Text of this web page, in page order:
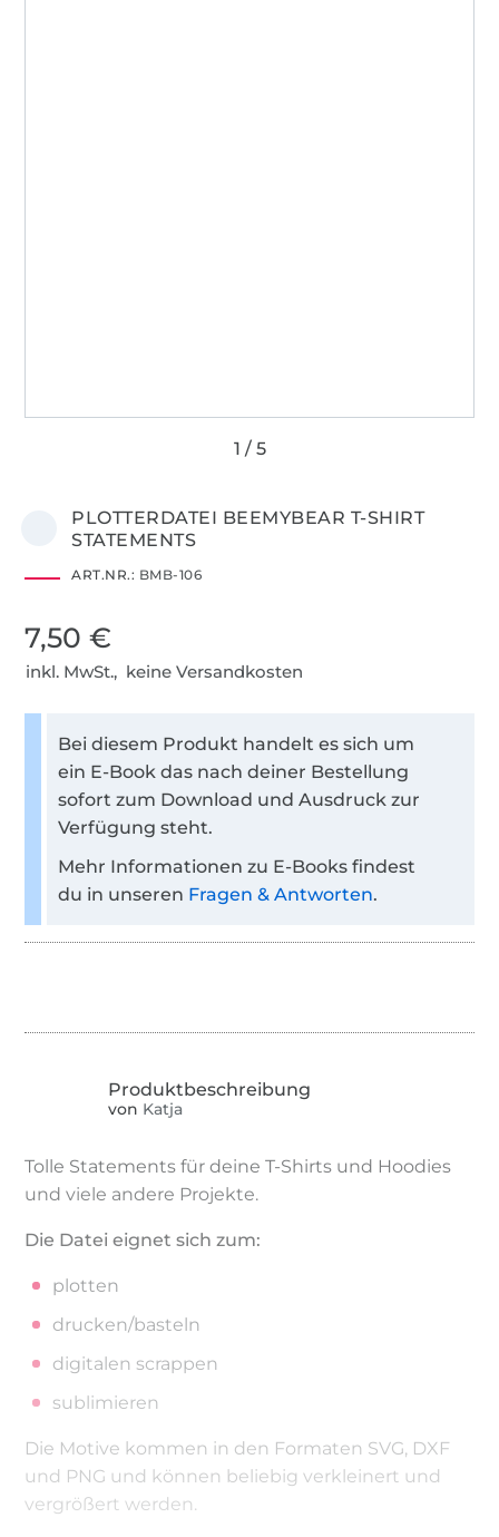
PLOTTERDATEI BEEMYBEAR T-SHIRT
STATEMENTS
ART.NR.: BMB-106
7,50 €
inkl. MwSt., keine Versandkosten
Bei diesem Produkt handelt es sich um
ein E-Book das nach deiner Bestellung
sofort zum Download und Ausdruck zur
Verfügung steht.
Mehr Informationen zu E-Books findest
du in unseren Fragen & Antworten.
von Katja
Tolle Statements für deine T-Shirts und Hoodies
und viele andere Projekte.
Die Datei eignet sich zum:
plotten
drucken/basteln
digitalen scrappen
sublimieren
Die Motive kommen in den Formaten SVG, DXF
und PNG und können beliebig verkleinert und
vergrößert werden.